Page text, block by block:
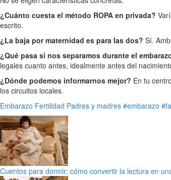
¿Cuánto cuesta el método ROPA en privada?
escrito.
¿La baja por maternidad es para las dos? Sí.
¿Qué pasa si nos separamos durante el
legales cuanto antes, idealmente antes del
¿Dónde podemos informarnos mejor? En tu
los circuitos locales.
Embarazo Fertilidad Padres y madres #embarazo
Cuentos para dormir: cómo convertir la lectura en